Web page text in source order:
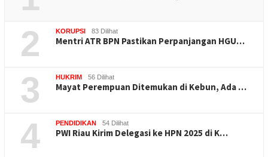
2 KORUPSI 83 Dilihat
Mentri ATR BPN Pastikan Perpanjangan HGU…
3 HUKRIM 56 Dilihat
Mayat Perempuan Ditemukan di Kebun, Ada …
4 PENDIDIKAN 54 Dilihat
PWI Riau Kirim Delegasi ke HPN 2025 di K…